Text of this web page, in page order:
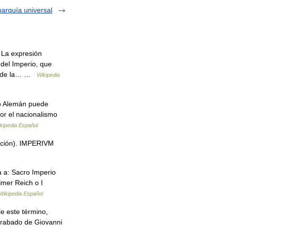
universal
expresión
Imperio, que
de la… …
Wikipedia
puede
el nacionalismo
Español
IMPERIVM
a: Sacro Imperio
Reich o I
Wikipedia Español
este término,
de Giovanni